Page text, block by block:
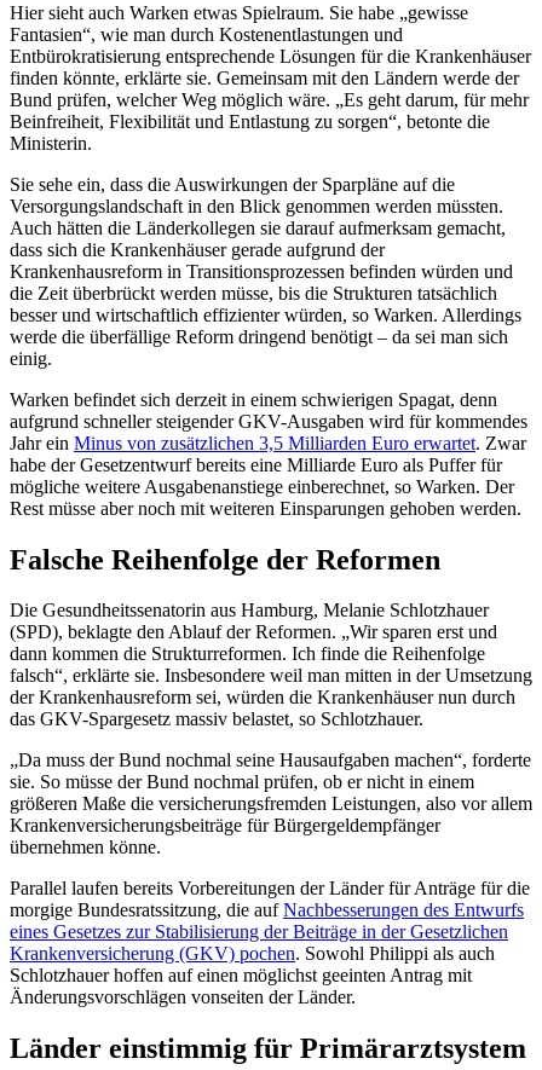
Hier sieht auch Warken etwas Spielraum. Sie habe „gewisse
Fantasien“, wie man durch Kostenentlastungen und
Entbürokratisierung entsprechende Lösungen für die Krankenhäuser
finden könnte, erklärte sie. Gemeinsam mit den Ländern werde der
Bund prüfen, welcher Weg möglich wäre. „Es geht darum, für mehr
Beinfreiheit, Flexibilität und Entlastung zu sorgen“, betonte die
Ministerin.
Sie sehe ein, dass die Auswirkungen der Sparpläne auf die
Versorgungslandschaft in den Blick genommen werden müssten.
Auch hätten die Länderkollegen sie darauf aufmerksam gemacht,
dass sich die Krankenhäuser gerade aufgrund der
Krankenhausreform in Transitionsprozessen befinden würden und
die Zeit überbrückt werden müsse, bis die Strukturen tatsächlich
besser und wirtschaftlich effizienter würden, so Warken. Allerdings
werde die überfällige Reform dringend benötigt – da sei man sich
einig.
Warken befindet sich derzeit in einem schwierigen Spagat, denn
aufgrund schneller steigender GKV-Ausgaben wird für kommendes
Jahr ein Minus von zusätzlichen 3,5 Milliarden Euro erwartet. Zwar
habe der Gesetzentwurf bereits eine Milliarde Euro als Puffer für
mögliche weitere Ausgabenanstiege einberechnet, so Warken. Der
Rest müsse aber noch mit weiteren Einsparungen gehoben werden.
Falsche Reihenfolge der Reformen
Die Gesundheitssenatorin aus Hamburg, Melanie Schlotzhauer
(SPD), beklagte den Ablauf der Reformen. „Wir sparen erst und
dann kommen die Strukturreformen. Ich finde die Reihenfolge
falsch“, erklärte sie. Insbesondere weil man mitten in der Umsetzung
der Krankenhausreform sei, würden die Krankenhäuser nun durch
das GKV-Spargesetz massiv belastet, so Schlotzhauer.
„Da muss der Bund nochmal seine Hausaufgaben machen“, forderte
sie. So müsse der Bund nochmal prüfen, ob er nicht in einem
größeren Maße die versicherungsfremden Leistungen, also vor allem
Krankenversicherungsbeiträge für Bürgergeldempfänger
übernehmen könne.
Parallel laufen bereits Vorbereitungen der Länder für Anträge für die
morgige Bundesratssitzung, die aufNachbesserungen des Entwurfs
eines Gesetzes zur Stabilisierung der Beiträge in der Gesetzlichen
Krankenversicherung (GKV) pochen. Sowohl Philippi als auch
Schlotzhauer hoffen auf einen möglichst geeinten Antrag mit
Änderungsvorschlägen vonseiten der Länder.
Länder einstimmig für Primärarztsystem